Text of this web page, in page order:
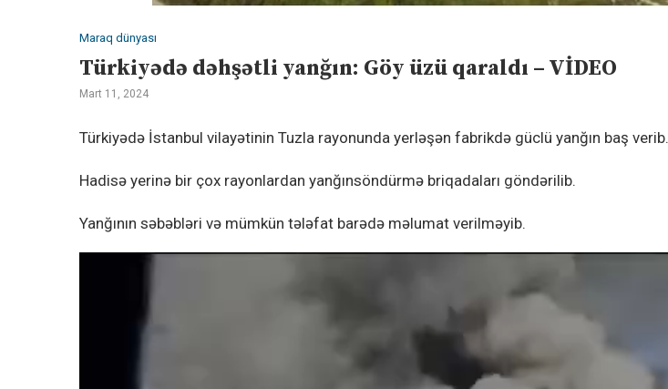
Maraq dünyası
Türkiyədə dəhşətli yanğın: Göy üzü qaraldı – VİDEO
Mart 11, 2024
Türkiyədə İstanbul vilayətinin Tuzla rayonunda yerləşən fabrikdə güclü yanğın baş verib.
Hadisə yerinə bir çox rayonlardan yanğınsöndürmə briqadaları göndərilib.
Yanğının səbəbləri və mümkün tələfat barədə məlumat verilməyib.